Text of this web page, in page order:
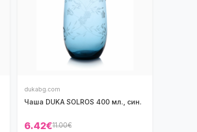
dukabg.com
Чаша DUKA SOLROS 400 мл., син.
6.42€11.00€